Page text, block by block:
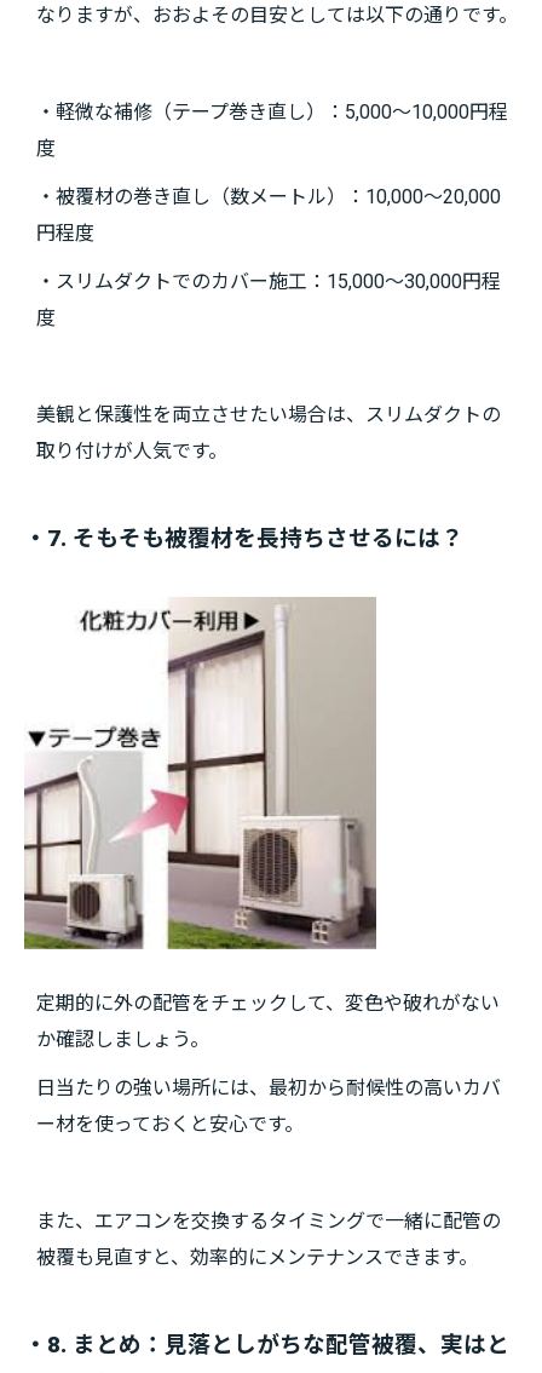
なりますが、おおよその目安としては以下の通りです。
・軽微な補修（テープ巻き直し）：5,000～10,000円程
度
・被覆材の巻き直し（数メートル）：10,000～20,000
円程度
・スリムダクトでのカバー施工：15,000～30,000円程
度
美観と保護性を両立させたい場合は、スリムダクトの
取り付けが人気です。
・7. そもそも被覆材を長持ちさせるには？
定期的に外の配管をチェックして、変色や破れがない
か確認しましょう。
日当たりの強い場所には、最初から耐候性の高いカバ
ー材を使っておくと安心です。
また、エアコンを交換するタイミングで一緒に配管の
被覆も見直すと、効率的にメンテナンスできます。
・8. まとめ：見落としがちな配管被覆、実はと